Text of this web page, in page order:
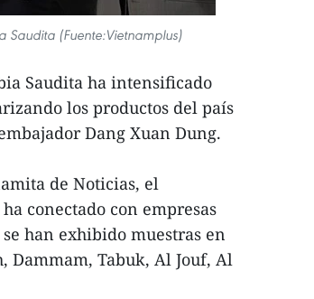
Saudita (Fuente:Vietnamplus)
Saudita ha intensificado
los productos del país
Dang Xuan Dung.
de Noticias, el
conectado con empresas
han exhibido muestras en
Dammam, Tabuk, Al Jouf, Al